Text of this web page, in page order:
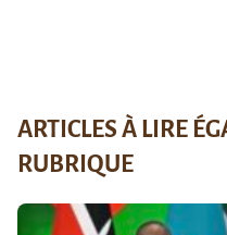
ARTICLES À LIRE
RUBRIQUE